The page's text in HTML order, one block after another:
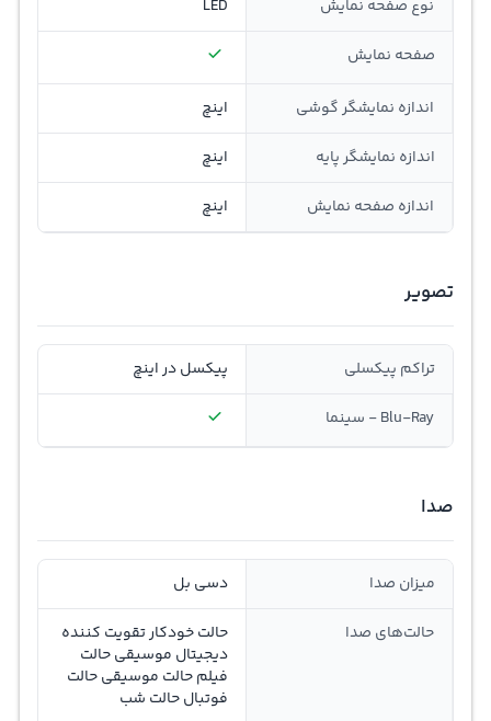
نوع صفحه نمایش LED
صفحه نمایش
اندازه نمایشگر گوشی اینچ
اندازه نمایشگر پایه اینچ
اندازه صفحه نمایش اینچ
تصویر
تراکم پیکسلی پیکسل در اینچ
Blu-Ray - سینما
صدا
میزان صدا دسی بل
حالت‌های صدا
حالت خودکار تقویت کننده
دیجیتال موسیقی حالت
فیلم حالت موسیقی حالت
فوتبال حالت شب